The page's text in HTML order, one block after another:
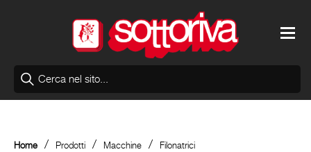
Home / Prodotti / Macchine / Filonatrici